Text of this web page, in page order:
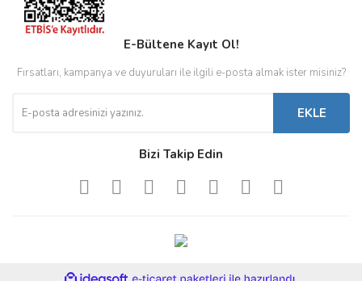
E-Bültene Kayıt Ol!
Fırsatları, kampanya ve duyuruları ile ilgili e-posta almak ister misiniz?
EKLE
Bizi Takip Edin